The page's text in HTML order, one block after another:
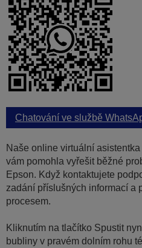
Chatování ve službě
Naše online virtuální
vám pomohla vyřešit běžné
Epson. Když kontaktujete
zadání příslušných informací a
procesem.
Kliknutím na tlačítko Spustit
bubliny v pravém dolním rohu